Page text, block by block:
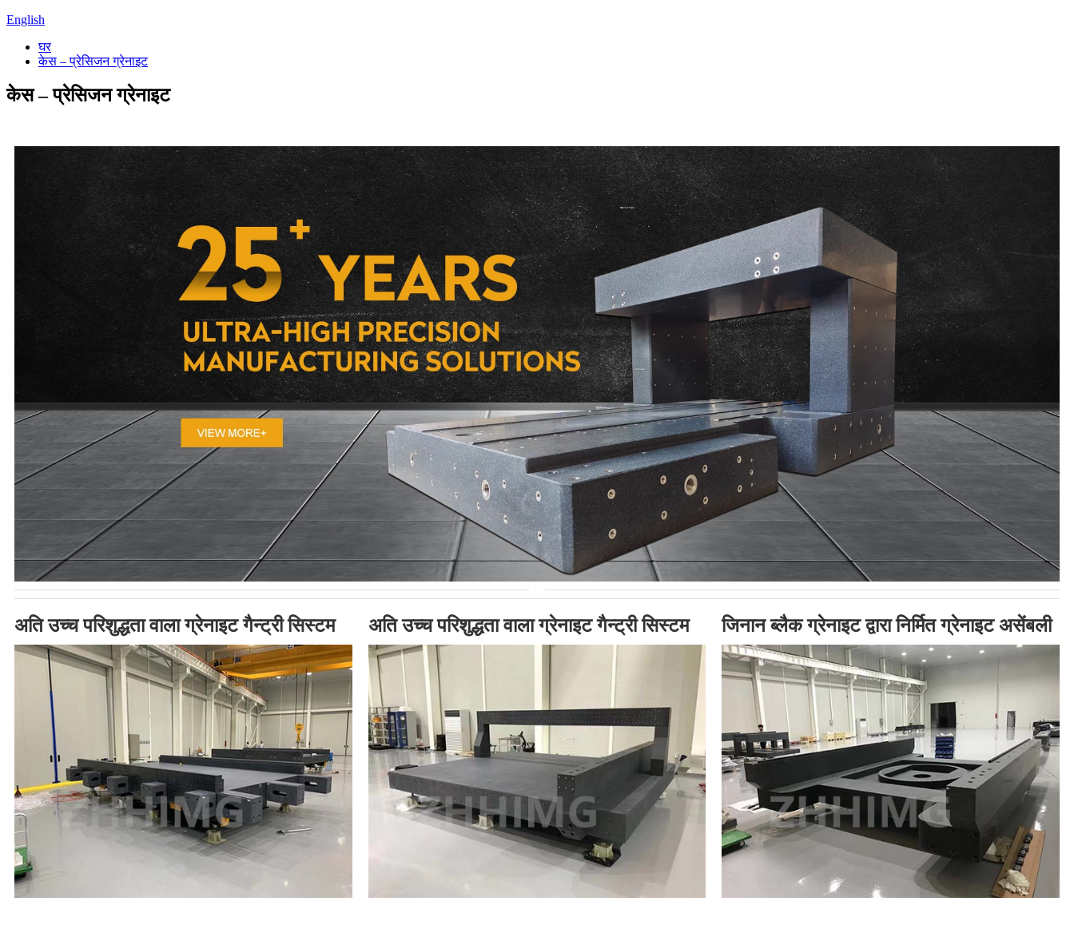
English
घर
केस – प्रेसिजन ग्रेनाइट
केस – प्रेसिजन ग्रेनाइट
अति उच्च परिशुद्धता वाला ग्रेनाइट गैन्ट्री सिस्टम अति उच्च परिशुद्धता वाला ग्रेनाइट गैन्ट्री सिस्टम जिनान ब्लैक ग्रेनाइट द्वारा निर्मित ग्रेनाइट असेंबली